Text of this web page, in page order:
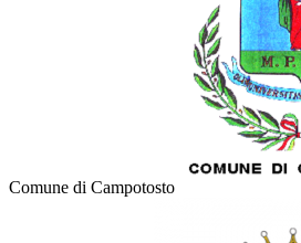
Comune di Campotosto